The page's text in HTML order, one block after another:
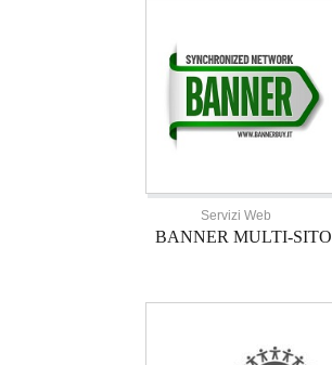
Servizi Web
BANNER MULTI-SITO